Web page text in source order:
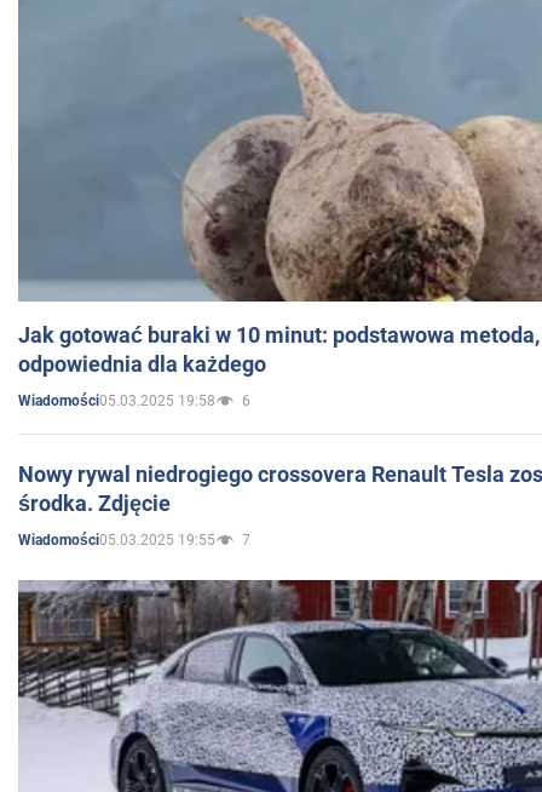
Jak gotować buraki w 10 minut: podstawowa
odpowiednia dla każdego
Wiadomości05.03.2025 19:58 6
Nowy rywal niedrogiego crossovera Renault Tesla
środka. Zdjęcie
Wiadomości05.03.2025 19:55 7